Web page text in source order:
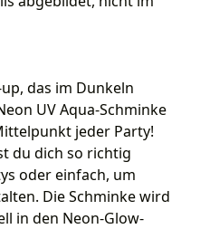
das im Dunkeln
UV Aqua-Schminke
jeder Party!
du dich so richtig
oder einfach, um
Die Schminke wird
in den Neon-Glow-